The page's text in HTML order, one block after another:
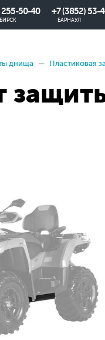
255-50-40 +7 (3852) 53-
БАРНАУЛ
днища Пластиковая